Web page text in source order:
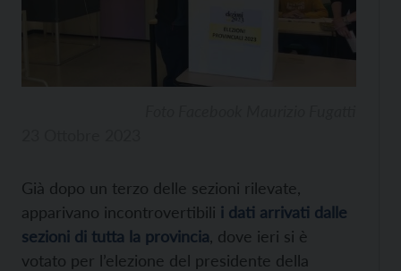
Già dopo un terzo delle sezioni rilevate,
apparivano incontrovertibili i dati arrivati dalle
sezioni di tutta la provincia , dove ieri si è
votato per l’elezione del presidente della